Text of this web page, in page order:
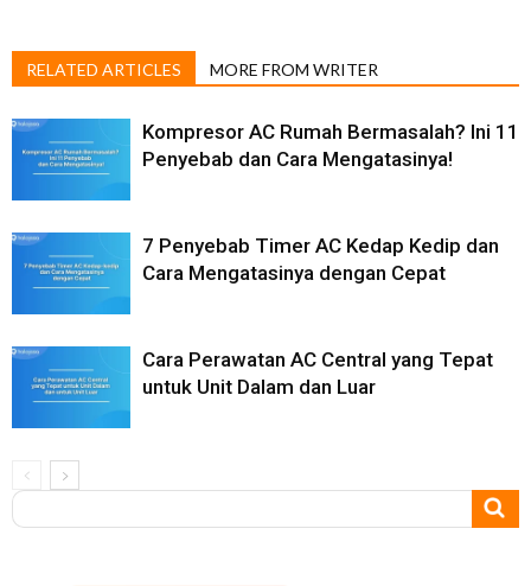
RELATED ARTICLES MORE FROM WRITER
Kompresor AC Rumah Bermasalah? Ini 11
Penyebab dan Cara Mengatasinya!
7 Penyebab Timer AC Kedap Kedip dan
Cara Mengatasinya dengan Cepat
Cara Perawatan AC Central yang Tepat
untuk Unit Dalam dan Luar